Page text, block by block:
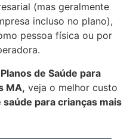
(mas geralmente
incluso no plano),
pessoa física ou por
de Saúde para
MA, veja o melhor custo
saúde para crianças mais